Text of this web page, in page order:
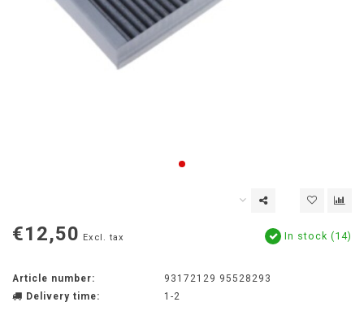
€12,50 Excl. tax In stock (14)
Article number:
93172129 95528293
Delivery time:
1-2